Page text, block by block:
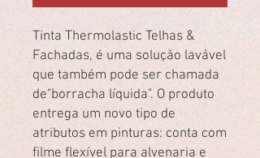
Tinta Thermolastic Telhas &
Fachadas, é uma solução lavável
que também pode ser chamada
de"borracha líquida". O produto
entrega um novo tipo de
atributos em pinturas: conta com
filme flexível para alvenaria e